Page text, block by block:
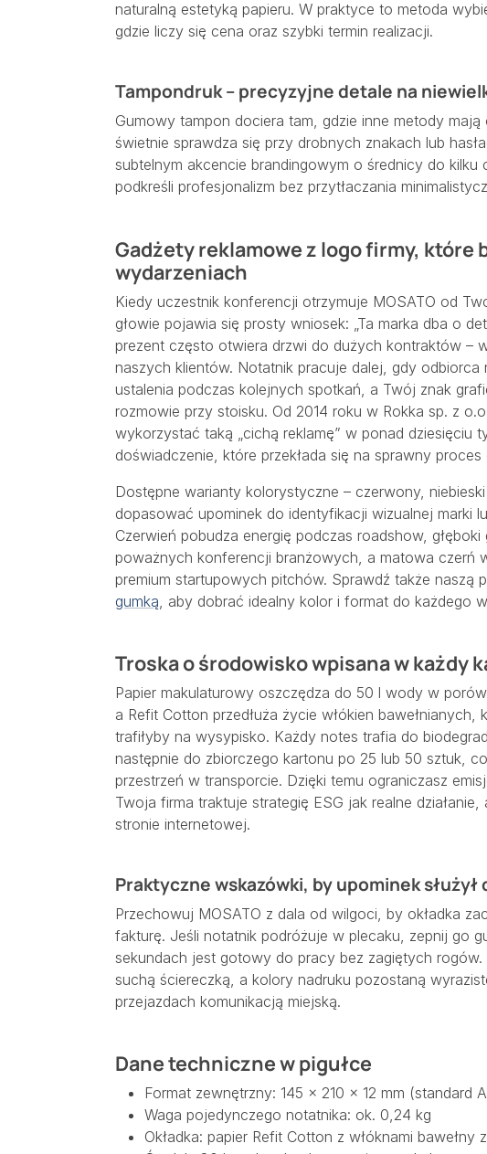
naturalną estetyką papieru. W praktyce to metoda
gdzie liczy się cena oraz szybki termin realizacji.
Tampondruk – precyzyjne detale na
Gumowy tampon dociera tam, gdzie inne metody mają
świetnie sprawdza się przy drobnych znakach lub
subtelnym akcencie brandingowym o średnicy do kilku
podkreśli profesjonalizm bez przytłaczania
Gadżety reklamowe z logo firmy, które
wydarzeniach
Kiedy uczestnik konferencji otrzymuje MOSATO od
głowie pojawia się prosty wniosek: „Ta marka dba o
prezent często otwiera drzwi do dużych kontraktów –
naszych klientów. Notatnik pracuje dalej, gdy
ustalenia podczas kolejnych spotkań, a Twój znak
rozmowie przy stoisku. Od 2014 roku w Rokka sp. z
wykorzystać taką „cichą reklamę” w ponad dziesięciu
doświadczenie, które przekłada się na sprawny
Dostępne warianty kolorystyczne – czerwony,
dopasować upominek do identyfikacji wizualnej marki
Czerwień pobudza energię podczas roadshow,
poważnych konferencji branżowych, a matowa czerń
premium startupowych pitchów. Sprawdź także naszą
gumką , aby dobrać idealny kolor i format do każdego
Troska o środowisko wpisana w każdy
Papier makulaturowy oszczędza do 50 l wody w
a Refit Cotton przedłuża życie włókien bawełnianych,
trafiłyby na wysypisko. Każdy notes trafia do
następnie do zbiorczego kartonu po 25 lub 50 sztuk,
przestrzeń w transporcie. Dzięki temu ograniczasz
Twoja firma traktuje strategię ESG jak realne
stronie internetowej.
Praktyczne wskazówki, by upominek służył
Przechowuj MOSATO z dala od wilgoci, by okładka
fakturę. Jeśli notatnik podróżuje w plecaku, zepnij go
sekundach jest gotowy do pracy bez zagiętych
suchą ściereczką, a kolory nadruku pozostaną
przejazdach komunikacją miejską.
Dane techniczne w pigułce
Format zewnętrzny: 145 × 210 × 12 mm (standard
Waga pojedynczego notatnika: ok. 0,24 kg
Okładka: papier Refit Cotton z włóknami bawełny